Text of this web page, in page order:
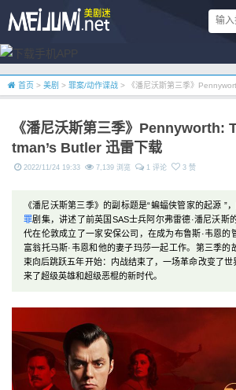
首页 > 美剧 > 罪案/动作谍战 > 《潘尼沃斯第三季》
《潘尼沃斯第三季》Pennyworth:
tman’s Butler 迅雷下载
2022/11/24 19:33 7,139 浏览 1 评论 3 赞
《潘尼沃斯第三季》的副标题是“蝙蝠侠管家的起源 ”
罪剧集，讲述了前英国SAS士兵阿尔弗雷德·潘尼沃斯
代在伦敦成立了一家安保公司，在成为布鲁斯·韦恩的
富翁托马斯·韦恩和他的妻子玛莎一起工作。第三季的
束向后跳跃五年开始：内战结束了，一场革命改变了
来了超级英雄和超级恶棍的新时代。